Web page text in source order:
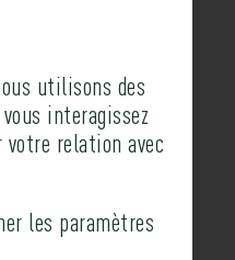
utilisons des
interagissez
relation avec
les paramètres